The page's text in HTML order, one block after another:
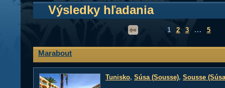
Výsledky hľadania
1 2 3 ... 5
Marabout
Tunisko, Súsa (Sousse), Sousse